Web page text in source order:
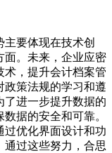
要体现在技术创
面。未来，企业应密
术，提升会计档案管
政策法规的学习和遵
了进一步提升数据的
据的安全和可靠。
过优化界面设计和功
通过这些努力，合思